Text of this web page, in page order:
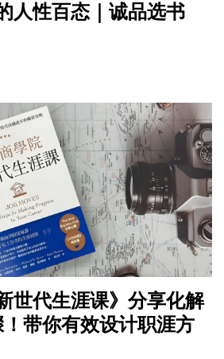
人性百态｜诚品选书
世代生涯课》分享化解
带你有效设计职涯方